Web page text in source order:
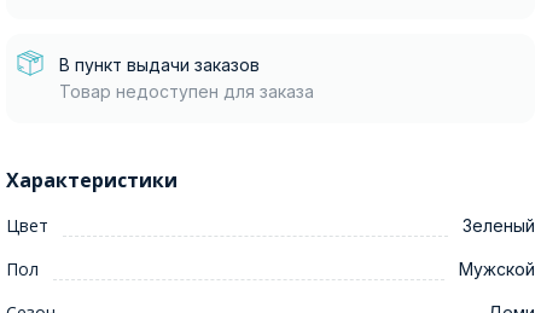
В пункт выдачи заказов
Товар недоступен для заказа
Характеристики
Цвет Зеленый
Пол Мужской